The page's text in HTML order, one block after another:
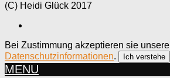
(C) Heidi Glück 2017
Bei Zustimmung akzeptieren sie unsere
Datenschutzinformationen. Ich verstehe
MENU